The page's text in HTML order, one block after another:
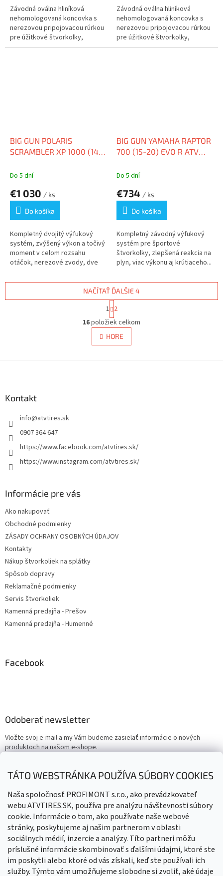
TÁTO WEBSTRÁNKA POUŽÍVA SÚBORY COOKIES
Naša spoločnosť PROFIMONT s.r.o., ako prevádzkovateľ
webu ATVTIRES.SK, používa pre analýzu návštevnosti súbory
cookie. Informácie o tom, ako používate naše webové
stránky, poskytujeme aj našim partnerom v oblasti
sociálnych médií, inzercie a analýzy. Títo partneri môžu
príslušné informácie skombinovať s ďalšími údajmi, ktoré ste
im poskytli alebo ktoré od vás získali, keď ste používali ich
služby. Týmto vám umožňujeme slobodne si zvoliť, aké údaje
Závodná oválna hliníková
nehomologovaná koncovka s
nerezovou pripojovacou rúrkou
pre úžitkové štvorkolky,
zlepšená...
Závodná oválna hliníková
nehomologovaná koncovka s
nerezovou pripojovacou rúrkou
pre úžitkové štvorkolky,
zlepšená...
BIG GUN POLARIS
SCRAMBLER XP 1000 (14-
SYSTEM
Do 5 dní
€1 030 / ks
Do košíka
Kompletný dvojitý výfukový
systém, zvýšený výkon a točivý
moment v celom rozsahu
otáčok, nerezové zvody, dve
BIG GUN YAMAHA RAPTOR
700 (15-20) EVO R ATV
Do 5 dní
€734 / ks
Do košíka
Kompletný závodný výfukový
systém pre športové
štvorkolky, zlepšená reakcia na
plyn, viac výkonu aj krútiaceho...
O
v
l
á
v
ý
NAČÍTAŤ ĎALŠIE 4
S
t
r
á
n
k
v
1 2
16položiek celkom
HORE
Kontakt
info@atvtires.sk
0907 364 647
https://www.facebook.com/atvtires.sk/
https://www.instagram.com/atvtires.sk/
Informácie pre vás
Ako nakupovať
Obchodné podmienky
ZÁSADY OCHRANY OSOBNÝCH ÚDAJOV
Kontakty
Nákup štvorkoliek na splátky
Spôsob dopravy
Reklamačné podmienky
Servis štvorkoliek
Kamenná predajňa - Prešov
Kamenná predajňa - Humenné
Facebook
Odoberať newsletter
Vložte svoj e-mail a my Vám budeme zasielať informácie o nových
produktoch na našom e-shope.
Email
Vložením e-mailu súhlasíte spodmienkami ochrany osobných
údajov
PRIHLÁSIŤ SA